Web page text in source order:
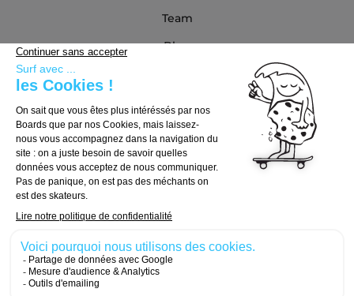
Team
Blog
Guide d'achat
Choisir sa board
Choisir ses roues